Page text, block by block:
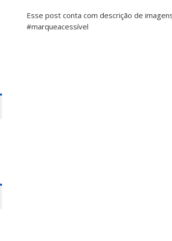
Esse post conta com descrição de
#marqueacessível